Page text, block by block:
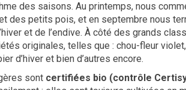
des saisons. Au printemps, nous
des petits pois, et en septembre nous
et de l’endive. À côté des grands
originales, telles que : chou-fleur
d’hiver et bien d’autres encore.
sont certifiées bio (contrôle